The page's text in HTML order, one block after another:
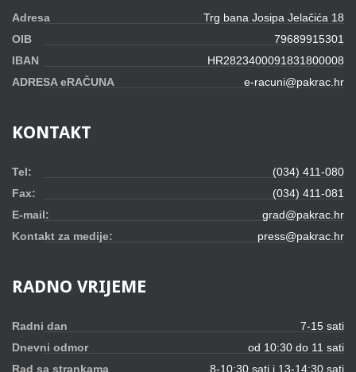
Adresa
Trg bana Josipa Jelačića 18
OIB
79689915301
IBAN
HR2823400091831800008
ADRESA eRAČUNA
e-racuni@pakrac.hr
KONTAKT
Tel:
(034) 411-080
Fax:
(034) 411-081
E-mail:
grad@pakrac.hr
Kontakt za medije:
press@pakrac.hr
RADNO VRIJEME
Radni dan
7-15 sati
Dnevni odmor
od 10:30 do 11 sati
Rad sa strankama
8-10:30 sati i 13-14:30 sati